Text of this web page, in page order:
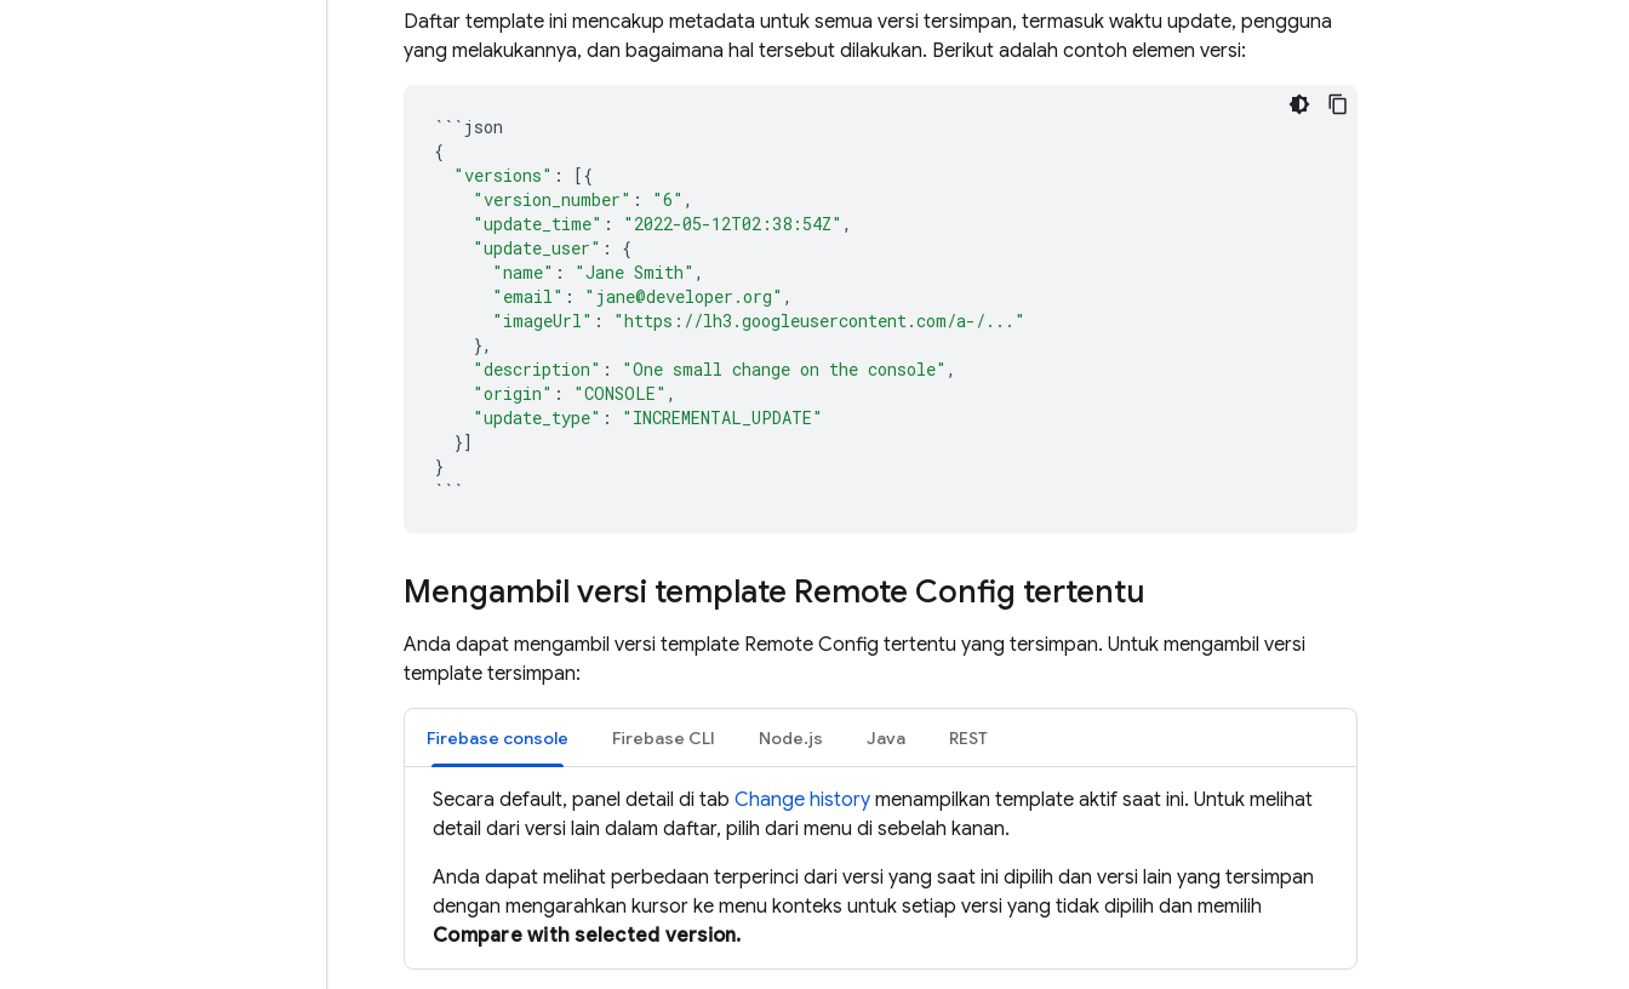
Daftar template ini mencakup metadata untuk semua versi tersimpan, termasuk waktu update, pengguna
yang melakukannya, dan bagaimana hal tersebut dilakukan. Berikut adalah contoh elemen versi:
``` json
{
"versions" :
[{
"version_number" : "6" ,
"update_time" : "2022-05-12T02:38:54Z" ,
"update_user" :
{
"name" : "Jane Smith" ,
"email" : "jane@developer.org" ,
"imageUrl" :
"https://lh3.googleusercontent.com/a-/..."
},
"description" : "One small change on the console" ,
"origin" : "CONSOLE" ,
"update_type" :
"INCREMENTAL_UPDATE"
}]
}
```
Mengambil versi template Remote Config tertentu
Anda dapat mengambil versi template Remote Config tertentu yang tersimpan. Untuk mengambil versi
template tersimpan:
Firebase console Firebase CLI Node.js Java REST
Secara default, panel detail di tab Change history menampilkan template aktif saat ini. Untuk melihat
detail dari versi lain dalam daftar, pilih dari menu di sebelah kanan.
Anda dapat melihat perbedaan terperinci dari versi yang saat ini dipilih dan versi lain yang tersimpan
dengan mengarahkan kursor ke menu konteks untuk setiap versi yang tidak dipilih dan memilih
Compare with selected version.